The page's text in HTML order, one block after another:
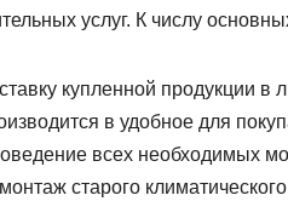
услуг. К числу
купленной продукции в
в удобное для
всех необходимых
старого